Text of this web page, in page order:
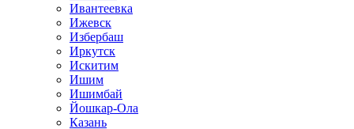
Ивантеевка
Ижевск
Избербаш
Иркутск
Искитим
Ишим
Ишимбай
Йошкар-Ола
Казань